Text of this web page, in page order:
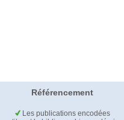
Référencement
Les publications encodées